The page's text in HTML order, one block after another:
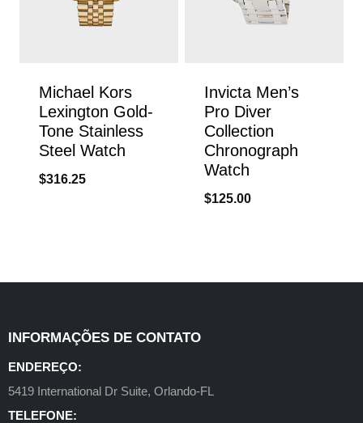
Michael Kors
Lexington Gold-
Tone Stainless
Steel Watch
$316.25
Invicta Men’s
Pro Diver
Collection
Chronograph
Watch
$125.00
INFORMAÇÕES DE CONTATO
ENDEREÇO:
5419 International Dr Suite, Orlando-FL
TELEFONE: